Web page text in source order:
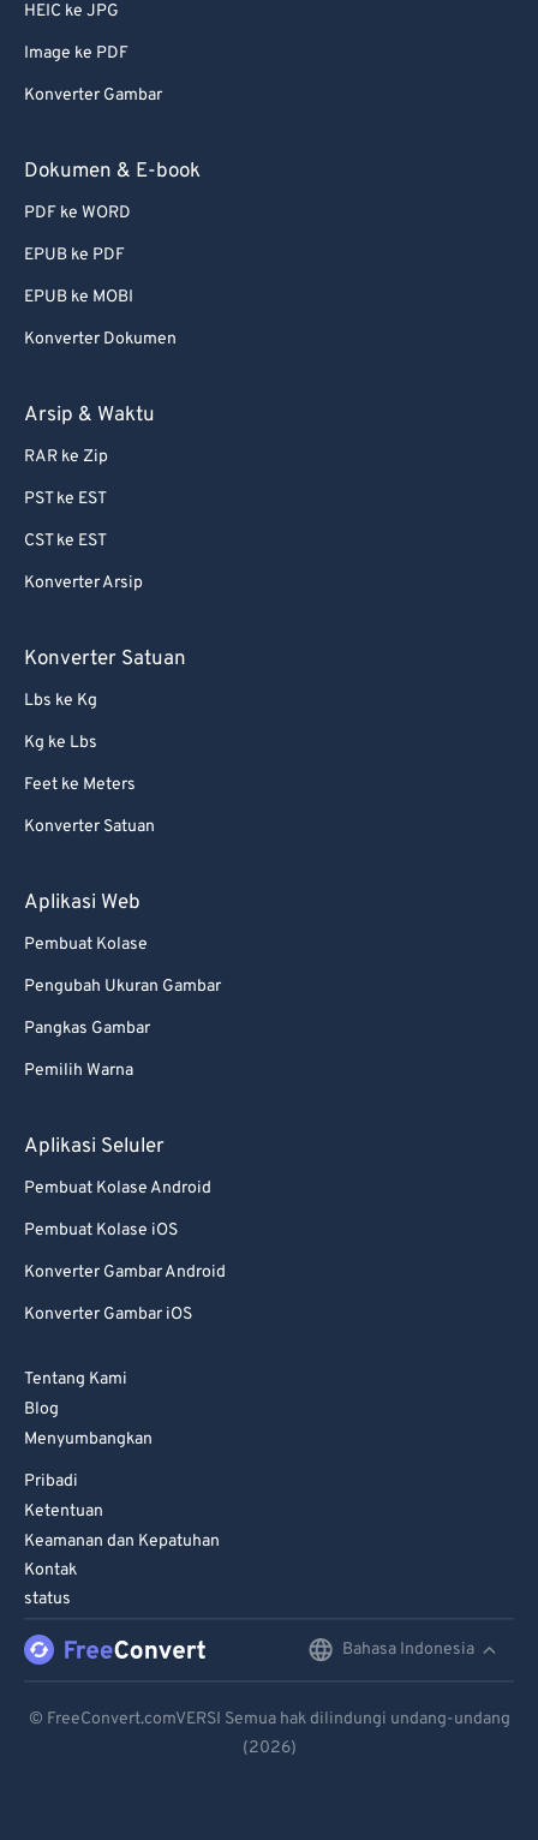
HEIC ke JPG
Image ke PDF
Konverter Gambar
Dokumen & E-book
PDF ke WORD
EPUB ke PDF
EPUB ke MOBI
Konverter Dokumen
Arsip & Waktu
RAR ke Zip
PST ke EST
CST ke EST
Konverter Arsip
Konverter Satuan
Lbs ke Kg
Kg ke Lbs
Feet ke Meters
Konverter Satuan
Aplikasi Web
Pembuat Kolase
Pengubah Ukuran Gambar
Pangkas Gambar
Pemilih Warna
Aplikasi Seluler
Pembuat Kolase Android
Pembuat Kolase iOS
Konverter Gambar Android
Konverter Gambar iOS
Tentang Kami
Blog
Menyumbangkan
Pribadi
Ketentuan
Keamanan dan Kepatuhan
Kontak
status
Bahasa Indonesia
Español
© FreeConvert.comVERSI Semua hak dilindungi undang-undang
(2026)